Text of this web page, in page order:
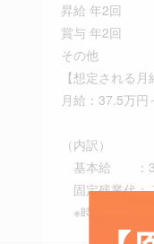
昇給 年2回
賞与 年2回
その他
【想定される月
月給：37.5万円
（内訳）
基本給 ：
固定残業代：
※時間外労働